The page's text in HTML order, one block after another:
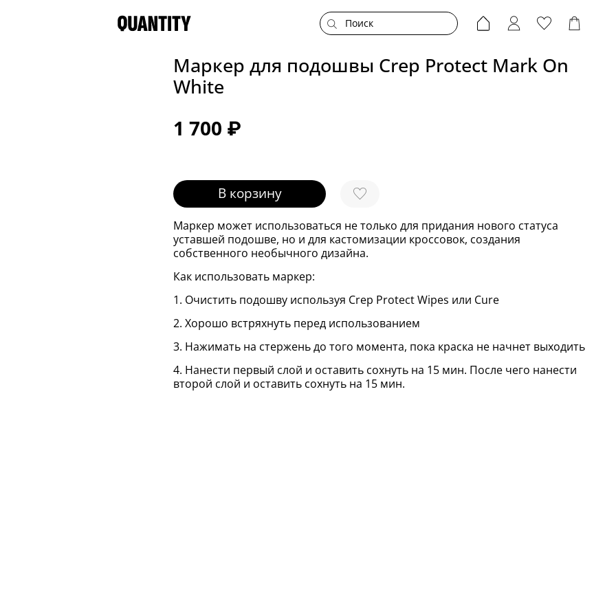
Маркер для подошвы Crep Protect Mark On
White
1 700 ₽
В корзину
Маркер может использоваться не только для придания нового статуса
уставшей подошве, но и для кастомизации кроссовок, создания
собственного необычного дизайна.
Как использовать маркер:
1. Очистить подошву используя Crep Protect Wipes или Cure
2. Хорошо встряхнуть перед использованием
3. Нажимать на стержень до того момента, пока краска не начнет выходить
4. Нанести первый слой и оставить сохнуть на 15 мин. После чего нанести
второй слой и оставить сохнуть на 15 мин.